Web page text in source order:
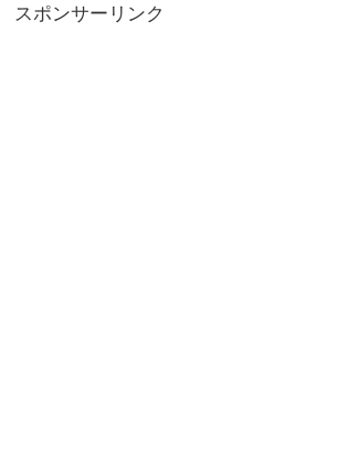
スポンサーリンク